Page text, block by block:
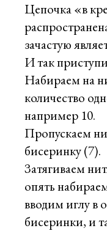
Цепочка «в
зачастую
И так
Набираем на
количество
например 10.
Пропускаем
бисеринку (7).
Затягиваем
опять
вводим иглу в
бисеринки, и